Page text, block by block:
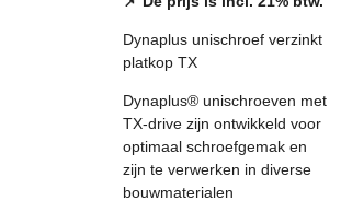
Dynaplus unischroef verzinkt
platkop TX
Dynaplus® unischroeven met
TX-drive zijn ontwikkeld voor
optimaal schroefgemak en
zijn te verwerken in diverse
bouwmaterialen